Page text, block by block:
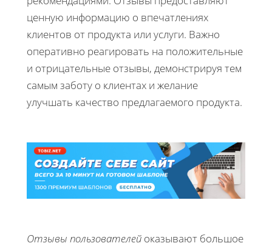
ценную информацию о впечатлениях
клиентов от продукта или услуги. Важно
оперативно реагировать на положительные
и отрицательные отзывы, демонстрируя тем
самым заботу о клиентах и желание
улучшать качество предлагаемого продукта.
Отзывы пользователей оказывают большое